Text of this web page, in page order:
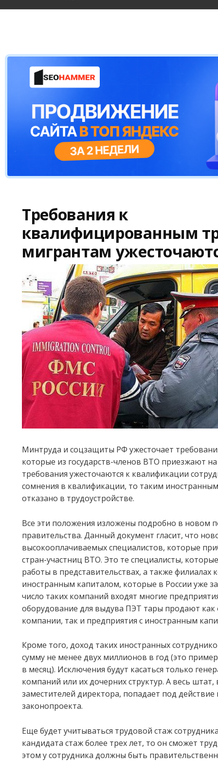
Требования к
квалифицированным
мигрантам
Минтруда и соцзащиты РФ ужесточает
которые из государств-членов ВТО приезжают на
требования ужесточаются к квалификации
сомнения в квалификации, то таким
отказано в трудоустройстве.
Все эти положения изложены подробно в новом
правительства. Данный документ гласит, что
высокооплачиваемых специалистов, которые
стран-участниц ВТО. Это те специалисты,
работы в представительствах, а также филиалах
иностранным капиталом, которые в России уже
число таких компаний входят многие
оборудование для выдува ПЭТ тары продают как
компании, так и предприятия с иностранным
Кроме того, доход таких иностранных
сумму не менее двух миллионов в год (это
в месяц). Исключения будут касаться только
компаний или их дочерних структур. А весь штат,
заместителей директора, попадает под действие
законопроекта.
Еще будет учитываться трудовой стаж
кандидата стаж более трех лет, то он сможет
этом у сотрудника должны быть